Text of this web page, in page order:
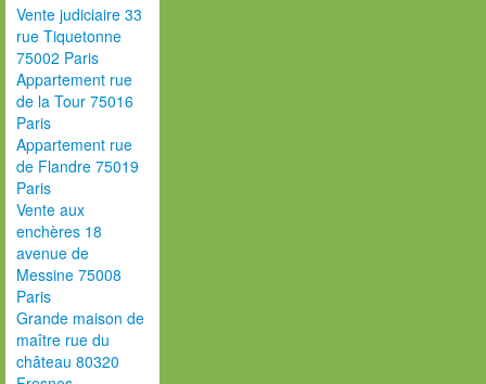
Vente judiciaire 33
rue Tiquetonne
75002 Paris
Appartement rue
de la Tour 75016
Paris
Appartement rue
de Flandre 75019
Paris
Vente aux
enchères 18
avenue de
Messine 75008
Paris
Grande maison de
maître rue du
château 80320